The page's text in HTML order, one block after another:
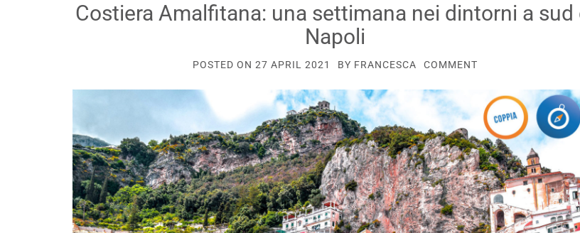
Costiera Amalfitana: una settimana nei dintorni a sud
Napoli
POSTED ON27 APRIL 2021 BY FRANCESCA COMMENT